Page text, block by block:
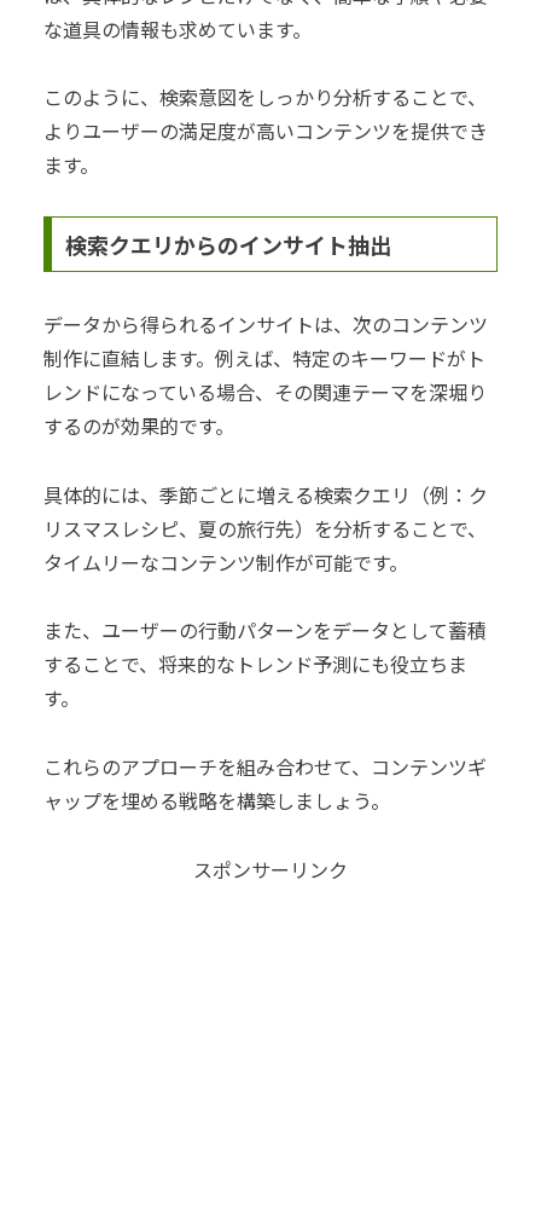
な道具の情報も求めています。
このように、検索意図をしっかり分析することで、
よりユーザーの満足度が高いコンテンツを提供でき
ます。
検索クエリからのインサイト抽出
データから得られるインサイトは、次のコンテンツ
制作に直結します。例えば、特定のキーワードがト
レンドになっている場合、その関連テーマを深堀り
するのが効果的です。
具体的には、季節ごとに増える検索クエリ（例：ク
リスマスレシピ、夏の旅行先）を分析することで、
タイムリーなコンテンツ制作が可能です。
また、ユーザーの行動パターンをデータとして蓄積
することで、将来的なトレンド予測にも役立ちま
す。
これらのアプローチを組み合わせて、コンテンツギ
ャップを埋める戦略を構築しましょう。
スポンサーリンク